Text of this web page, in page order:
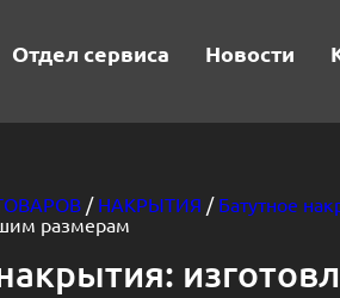
Отдел сервиса Новости
/ НАКРЫТИЯ / Батутное
размерам